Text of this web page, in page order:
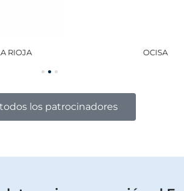
OCISA
los patrocinadores